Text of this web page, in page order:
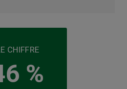
CHIFFRE
%